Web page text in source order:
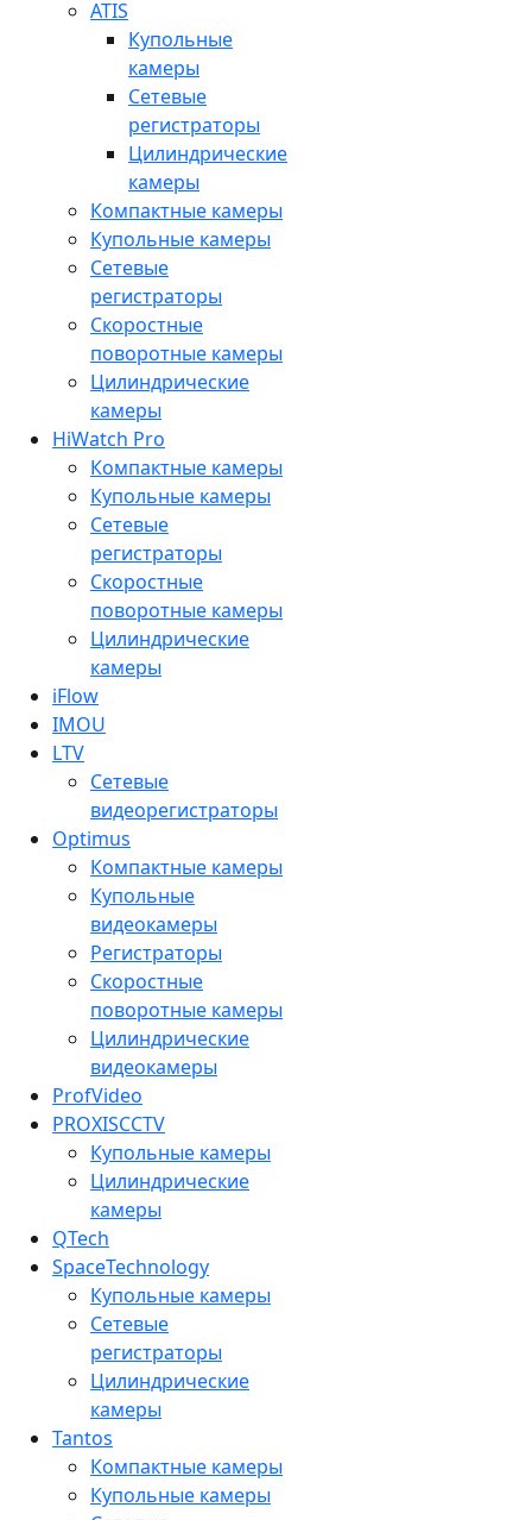
ATIS
Купольные
камеры
Сетевые
регистраторы
Цилиндрические
камеры
Компактные камеры
Купольные камеры
Сетевые
регистраторы
Скоростные
поворотные камеры
Цилиндрические
камеры
HiWatch Pro
Компактные камеры
Купольные камеры
Сетевые
регистраторы
Скоростные
поворотные камеры
Цилиндрические
камеры
iFlow
IMOU
LTV
Сетевые
видеорегистраторы
Optimus
Компактные камеры
Купольные
видеокамеры
Регистраторы
Скоростные
поворотные камеры
Цилиндрические
видеокамеры
ProfVideo
PROXISCCTV
Купольные камеры
Цилиндрические
камеры
QTech
SpaceTechnology
Купольные камеры
Сетевые
регистраторы
Цилиндрические
камеры
Tantos
Компактные камеры
Купольные камеры